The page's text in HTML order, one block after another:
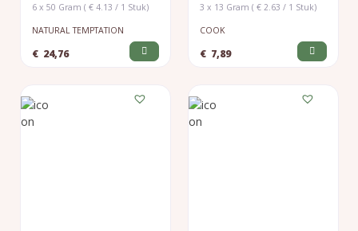
6 x 50 Gram ( € 4.13 / 1 Stuk)
NATURAL TEMPTATION
€ 24,76
3 x 13 Gram ( € 2.63 / 1 Stuk)
COOK
€ 7,89